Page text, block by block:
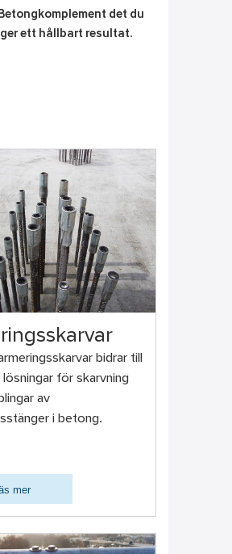
det du
ett hållbart resultat.
bidrar till
för skarvning
av
i betong.
mer